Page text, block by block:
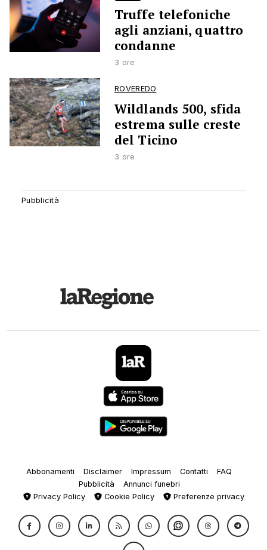
Truffe telefoniche
agli anziani, quattro
condanne
3 ore
ROVEREDO
Wildlands 500, sfida
estrema sulle creste
del Ticino
3 ore
Abbonamenti Disclaimer Impressum Contatti
FAQ
Pubblicità
Annunci funebri
Privacy Policy
Cookie Policy Preferenze privacy